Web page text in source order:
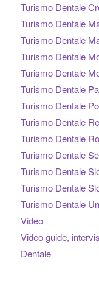
Turismo Dentale
Turismo Dentale
Turismo Dentale
Turismo Dentale
Turismo Dentale
Turismo Dentale
Turismo Dentale
Turismo Dentale
Turismo Dentale
Turismo Dentale
Turismo Dentale
Turismo Dentale
Turismo Dentale
Video
Video guide,
Dentale